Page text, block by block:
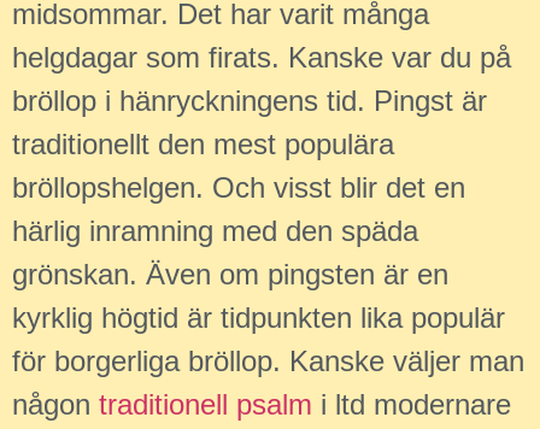
midsommar. Det har varit många
helgdagar som firats. Kanske var du på
bröllop i hänryckningens tid. Pingst är
traditionellt den mest populära
bröllopshelgen. Och visst blir det en
härlig inramning med den späda
grönskan. Även om pingsten är en
kyrklig högtid är tidpunkten lika populär
för borgerliga bröllop. Kanske väljer man
någon traditionell psalm i ltd modernare